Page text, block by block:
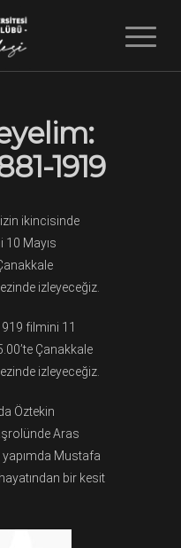
1919
ikincisinde
10 Mayıs
izleyeceğiz.
filmini 11
Çanakkale
izleyeceğiz.
Öztekin
Aras
yapımda Mustafa
bir kesit